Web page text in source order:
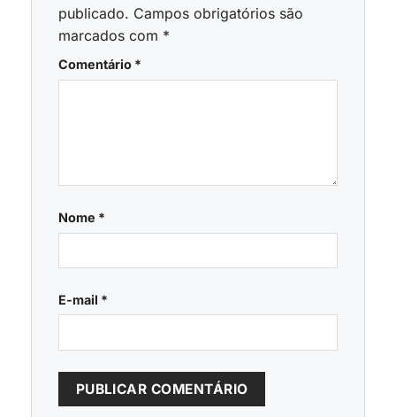
publicado. Campos obrigatórios são
marcados com *
Comentário *
Nome *
E-mail *